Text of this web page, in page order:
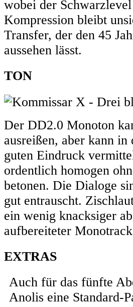
wobei der
Kompression bleibt
Transfer, der den 45
aussehen lässt.
TON
Der DD2.0 Monoton
ausreißen, aber kann
guten Eindruck
ordentlich homogen
betonen. Die Dialoge
gut entrauscht.
ein wenig knacksiger
aufbereiteter
EXTRAS
Auch für das fünfte
Anolis eine Standard-